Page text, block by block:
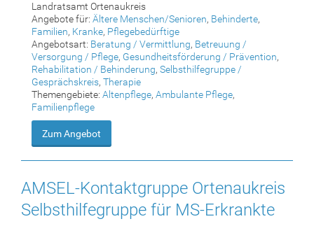
Landratsamt Ortenaukreis
Angebote für: Ältere Menschen/Senioren, Behinderte,
Familien, Kranke, Pflegebedürftige
Angebotsart: Beratung / Vermittlung, Betreuung /
Versorgung / Pflege, Gesundheitsförderung / Prävention,
Rehabilitation / Behinderung, Selbsthilfegruppe /
Gesprächskreis, Therapie
Themengebiete: Altenpflege, Ambulante Pflege,
Familienpflege
Zum Angebot
AMSEL-Kontaktgruppe Ortenaukreis
Selbsthilfegruppe für MS-Erkrankte